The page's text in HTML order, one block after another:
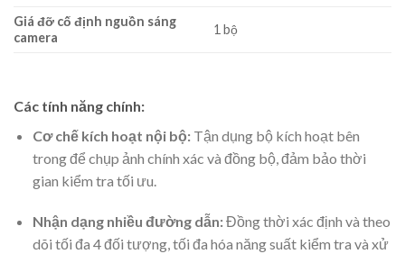
Giá đỡ cố định nguồn sáng
camera
1 bộ
Các tính năng chính:
Cơ chế kích hoạt nội bộ:Tận dụng bộ kích hoạt bên
trong để chụp ảnh chính xác và đồng bộ, đảm bảo thời
gian kiểm tra tối ưu.
Nhận dạng nhiều đường dẫn:Đồng thời xác định và theo
dõi tối đa 4 đối tượng, tối đa hóa năng suất kiểm tra và xử